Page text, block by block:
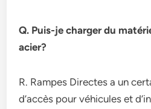
Q. Puis-je charger du
acier?
R. Rampes Directes a un
d’accès pour véhicules et